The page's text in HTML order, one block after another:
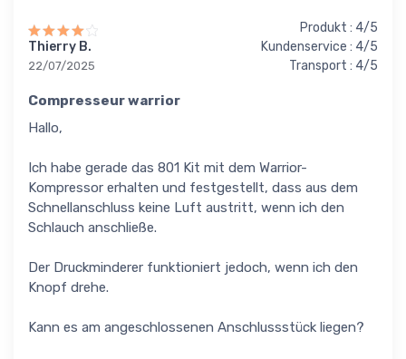
Thierry B.
22/07/2025
Produkt : 4/5
Kundenservice : 4/5
Transport : 4/5
Compresseur warrior
Hallo,
Ich habe gerade das 801 Kit mit dem Warrior-
Kompressor erhalten und festgestellt, dass aus dem
Schnellanschluss keine Luft austritt, wenn ich den
Schlauch anschließe.
Der Druckminderer funktioniert jedoch, wenn ich den
Knopf drehe.
Kann es am angeschlossenen Anschlussstück liegen?